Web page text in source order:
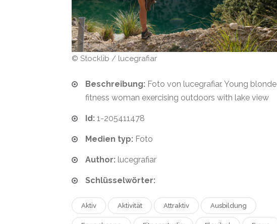
© Stocklib / lucegrafiar
Beschreibung: Foto von lucegrafiar. Young blonde
fitness woman exercising outdoors with lake view
Id: 1-205411478
Medien typ: Foto
Author: lucegrafiar
Schlüsselwörter:
Aktiv Aktivität Attraktiv Ausbildung